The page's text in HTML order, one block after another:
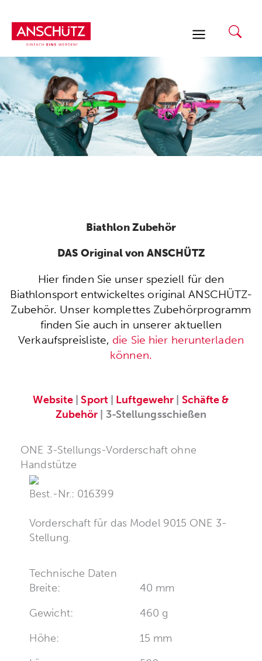
Inhalt
springen
Biathlon Zubehör
DAS Original von ANSCHÜTZ
Hier finden Sie unser speziell für den
Biathlonsport entwickeltes original ANSCHÜTZ-
Zubehör. Unser komplettes Zubehörprogramm
finden Sie auch in unserer aktuellen
Verkaufspreisliste, die Sie hier herunterladen
können.
Website |Sport| Luftgewehr
Schäfte &
Zubehör | 3-Stellungsschießen
ONE 3-Stellungs-Vorderschaft ohne
Handstütze
Best.-Nr.: 016399
Vorderschaft für das Model 9015 ONE 3-
Stellung.
Technische Daten
Breite:
40 mm
Gewicht:
460 g
Höhe:
15 mm